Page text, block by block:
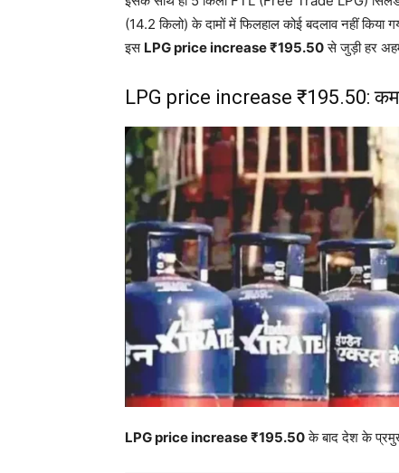
(14.2 किलो) के दामों में फिलहाल कोई बदलाव नहीं
इस LPG price increase ₹195.50से जुड़ी हर
LPG price increase ₹195.50:
LPG price increase ₹195.50के बाद देश के